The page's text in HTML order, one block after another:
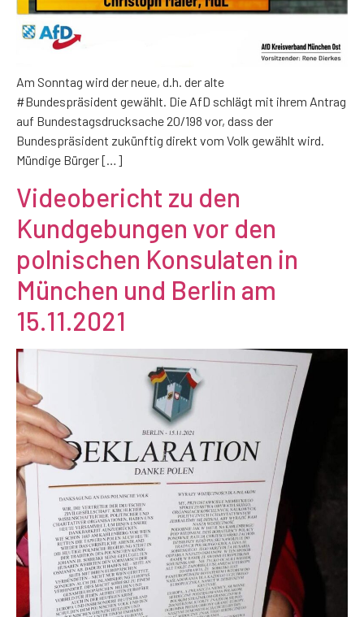
Am Sonntag wird der neue, d.h. der alte
#Bundespräsident gewählt. Die AfD schlägt mit ihrem Antrag
auf Bundestagsdrucksache 20/198 vor, dass der
Bundespräsident zukünftig direkt vom Volk gewählt wird.
Mündige Bürger […]
Videobericht zu den
Kundgebungen vor den
polnischen Konsulaten in
München und Berlin am
15.11.2021